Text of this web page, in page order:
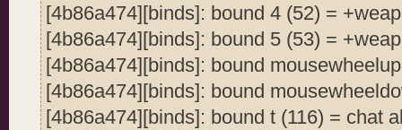
[4b86a474][binds]: bound 4 (52) =
[4b86a474][binds]: bound 5 (53) =
[4b86a474][binds]: bound
[4b86a474][binds]: bound
[4b86a474][binds]: bound t (116) = chat